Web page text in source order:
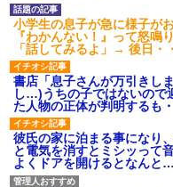
朝起きたら嫁がいなかった
安だ）→ 仕事を早退して帰
２人・・・
見合いにて。嫁「はじめま
すか？」
小学生の息子が急に様子が
『わかんない！』って怒鳴
「話してみるよ」→ 後日・
書店「息子さんが万引きし
し…)うちの子ではないので
た人物の正体が判明するも
彼氏の家に泊まる事になり
と電気を消すとミシッっ
よくドアを開けるとなんと…